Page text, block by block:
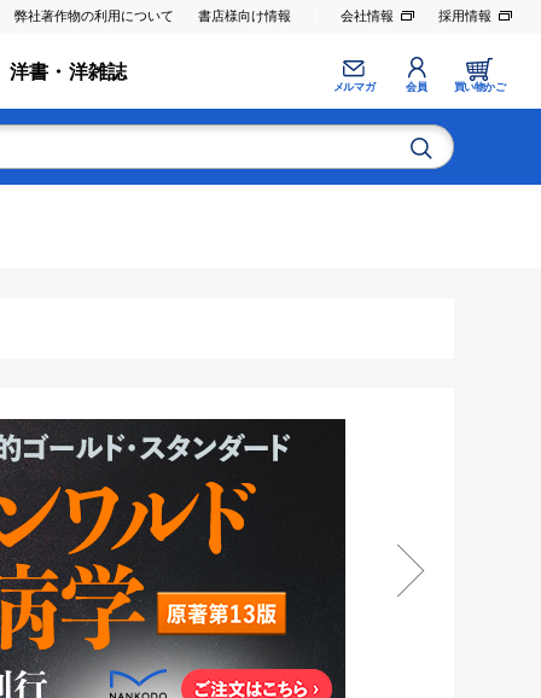
弊社著作物の利用について 書店様向け情報 会社情報 採用情報
洋書・洋雑誌
メルマガ 会員 買い物かご